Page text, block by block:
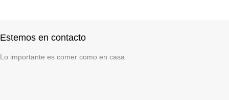
Estemos en contacto
Lo importante es comer como en casa